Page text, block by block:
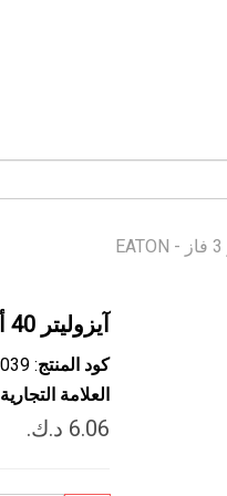
آيزوليتر 40 أمبير 3 فاز - EATON
كود المنتج: ‎50-111-039
العلامة التجارية